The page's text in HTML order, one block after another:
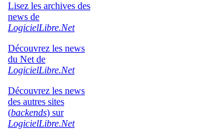
Lisez les archives des
news de
LogicielLibre.Net
Découvrez les news
du Net de
LogicielLibre.Net
Découvrez les news
des autres sites
(backends) sur
LogicielLibre.Net